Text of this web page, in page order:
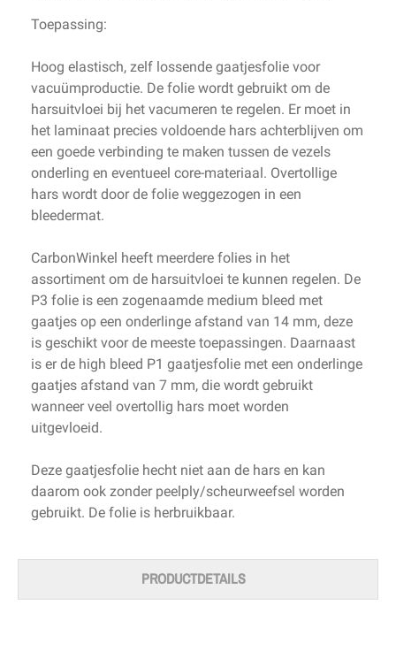
Toepassing:
Hoog elastisch, zelf lossende gaatjesfolie voor
vacuümproductie. De folie wordt gebruikt om de
harsuitvloei bij het vacumeren te regelen. Er moet in
het laminaat precies voldoende hars achterblijven om
een goede verbinding te maken tussen de vezels
onderling en eventueel core-materiaal. Overtollige
hars wordt door de folie weggezogen in een
bleedermat.
CarbonWinkel heeft meerdere folies in het
assortiment om de harsuitvloei te kunnen regelen. De
P3 folie is een zogenaamde medium bleed met
gaatjes op een onderlinge afstand van 14 mm, deze
is geschikt voor de meeste toepassingen. Daarnaast
is er de high bleed P1 gaatjesfolie met een onderlinge
gaatjes afstand van 7 mm, die wordt gebruikt
wanneer veel overtollig hars moet worden
uitgevloeid.
Deze gaatjesfolie hecht niet aan de hars en kan
daarom ook zonder peelply/scheurweefsel worden
gebruikt. De folie is herbruikbaar.
PRODUCTDETAILS